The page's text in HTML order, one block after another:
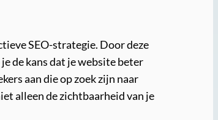
SEO-strategie. Door deze
de kans dat je website beter
aan die op zoek zijn naar
alleen de zichtbaarheid van je